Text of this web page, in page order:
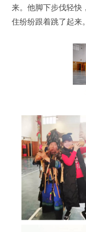
来。他脚下步伐轻快
住纷纷跟着跳了起来。